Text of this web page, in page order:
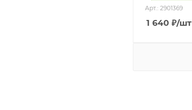
Арт.: 2901369
1 640 ₽/шт